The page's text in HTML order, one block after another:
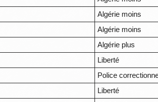
Algérie moins
Algérie moins
Algérie plus
Liberté
Police
Liberté